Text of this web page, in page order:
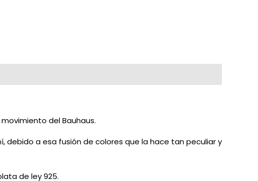
del Bauhaus.
a esa fusión de colores que la hace tan peculiar y
de ley 925.